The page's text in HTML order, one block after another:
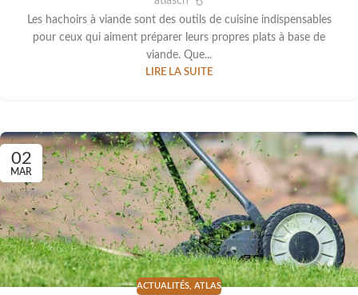
Les hachoirs à viande sont des outils de cuisine indispensables
pour ceux qui aiment préparer leurs propres plats à base de
viande. Que...
LIRE LA SUITE
02
MAR
ACTUALITÉS ATLAS